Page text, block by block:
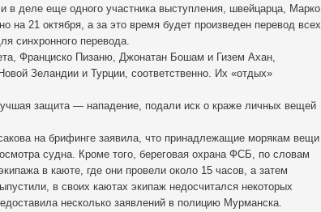
в деле еще одного участника выступления, швейцарца, Марко
на 21 октября, а за это время будет произведен перевод всех
синхронного перевода.
Франциско Пизаню, Джонатан Бошам и Гизем Ахан,
Зеландии и Турции, соответственно. Их «отдых»
защита — нападение, подали иск о краже личных вещей
на брифинге заявила, что принадлежащие морякам вещи
судна. Кроме того, береговая охрана ФСБ, по словам
в каюте, где они провели около 15 часов, а затем
в своих каютах экипаж недосчитался некоторых
несколько заявлений в полицию Мурманска.